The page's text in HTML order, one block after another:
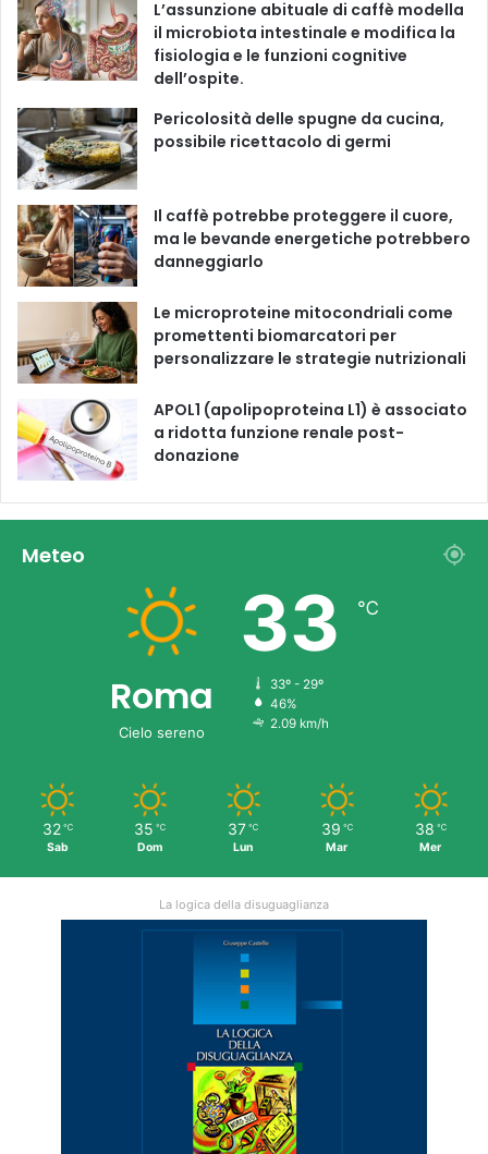
e
b
o
o
k
u
b
e
a
g
r
a
o
k
L’assunzione abituale di caffè modella
il microbiota intestinale e modifica la
fisiologia e le funzioni cognitive
dell’ospite.
Pericolosità delle spugne da cucina,
possibile ricettacolo di germi
Il caffè potrebbe proteggere il cuore,
ma le bevande energetiche potrebbero
danneggiarlo
Le microproteine ​​mitocondriali come
promettenti biomarcatori per
personalizzare le strategie nutrizionali
APOL1 (apolipoproteina L1) è associato
a ridotta funzione renale post-
donazione
Meteo
Roma
Cielo sereno
33 ℃
33º - 29º
46%
2.09 km/h
32 ℃
Sab
35 ℃
Dom
37 ℃
Lun
39 ℃
Mar
38 ℃
Mer
La logica della disuguaglianza